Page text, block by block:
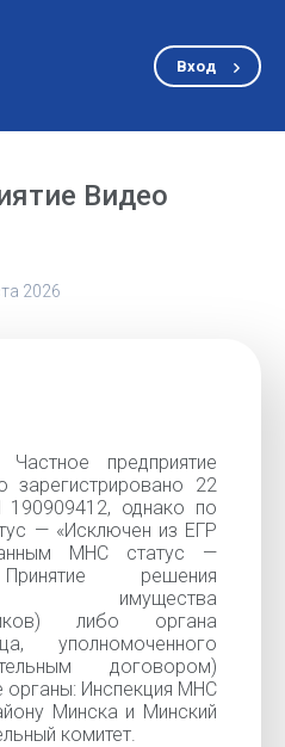
Вход
Видео
2026
предприятие
22
однако по
— «Исключен из ЕГР
МНС статус —
решения
имущества
либо органа
уполномоченного
договором)
органы: Инспекция МНС
Минска и Минский
комитет.